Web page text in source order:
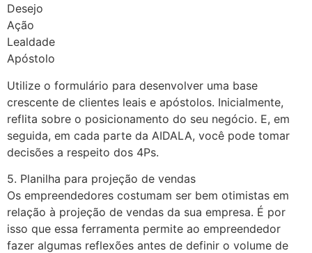
Desejo
Ação
Lealdade
Apóstolo
Utilize o formulário para desenvolver uma base
crescente de clientes leais e apóstolos. Inicialmente,
reflita sobre o posicionamento do seu negócio. E, em
seguida, em cada parte da AIDALA, você pode tomar
decisões a respeito dos 4Ps.
5. Planilha para projeção de vendas
Os empreendedores costumam ser bem otimistas em
relação à projeção de vendas da sua empresa. É por
isso que essa ferramenta permite ao empreendedor
fazer algumas reflexões antes de definir o volume de